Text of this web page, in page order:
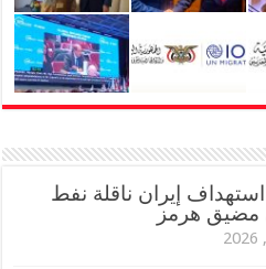
إيران ناقلة نفط
مضيق هرمز